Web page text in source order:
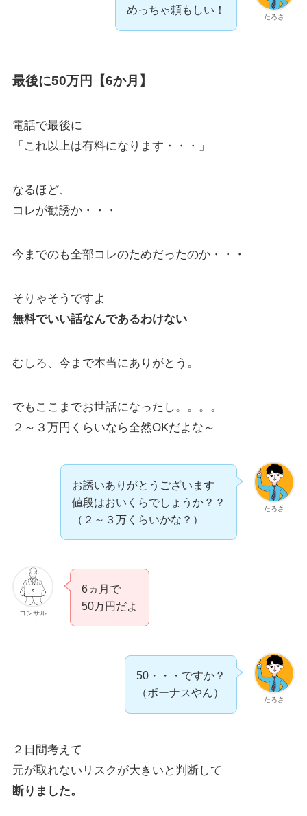
たろさ
めっちゃ頼もしい！
最後に50万円【6か月】
電話で最後に
「これ以上は有料になります・・・」
なるほど、
コレが勧誘か・・・
今までのも全部コレのためだったのか・・・
そりゃそうですよ
無料でいい話なんであるわけない
むしろ、今まで本当にありがとう。
でもここまでお世話になったし。。。。
２～３万円くらいなら全然OKだよな～
たろさ
お誘いありがとうございます
値段はおいくらでしょうか？？
（２～３万くらいかな？）
コンサル
6ヵ月で
50万円だよ
たろさ
50・・・ですか？
（ボーナスやん）
２日間考えて
元が取れないリスクが大きいと判断して
断りました。